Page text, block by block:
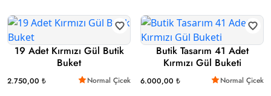
19 Adet Kırmızı Gül Butik
Buket
2.750,00 ₺ Normal Çicek
Butik Tasarım 41 Adet
Kırmızı Gül Buketi
6.000,00 ₺ Normal Çicek